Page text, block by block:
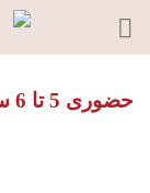
حضوری 5 تا 6 سال دوخت